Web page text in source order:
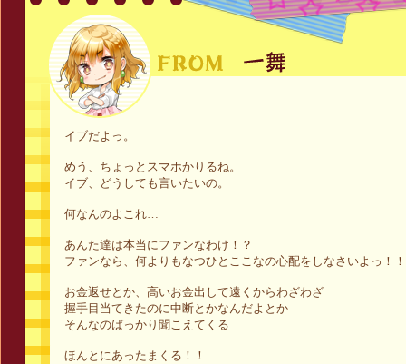
イブだよっ。
めう、ちょっとスマホかりるね。
イブ、どうしても言いたいの。
何なんのよこれ…
あんた達は本当にファンなわけ！？
ファンなら、何よりもなつひとここなの心配をしなさいよっ！！
お金返せとか、高いお金出して遠くからわざわざ
握手目当てきたのに中断とかなんだよとか
そんなのばっかり聞こえてくる
ほんとにあったまくる！！